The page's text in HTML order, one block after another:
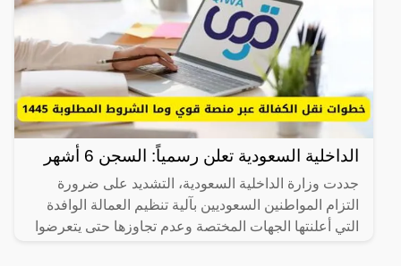
الداخلية السعودية تعلن رسمياً: السجن 6 أشهر
جددت وزارة الداخلية السعودية، التشديد على ضرورة
التزام المواطنين السعوديين بآلية تنظيم العمالة الوافدة
التي أعلنتها الجهات المختصة وعدم تجاوزها حتى يتعرضوا